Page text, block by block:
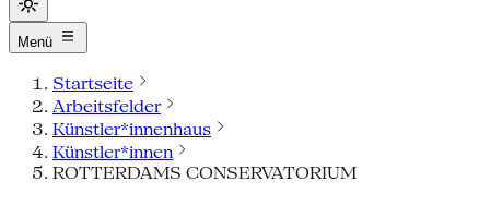
Menü
Startseite
Arbeitsfelder
Künstler*innenhaus
Künstler*innen
ROTTERDAMS CONSERVATORIUM